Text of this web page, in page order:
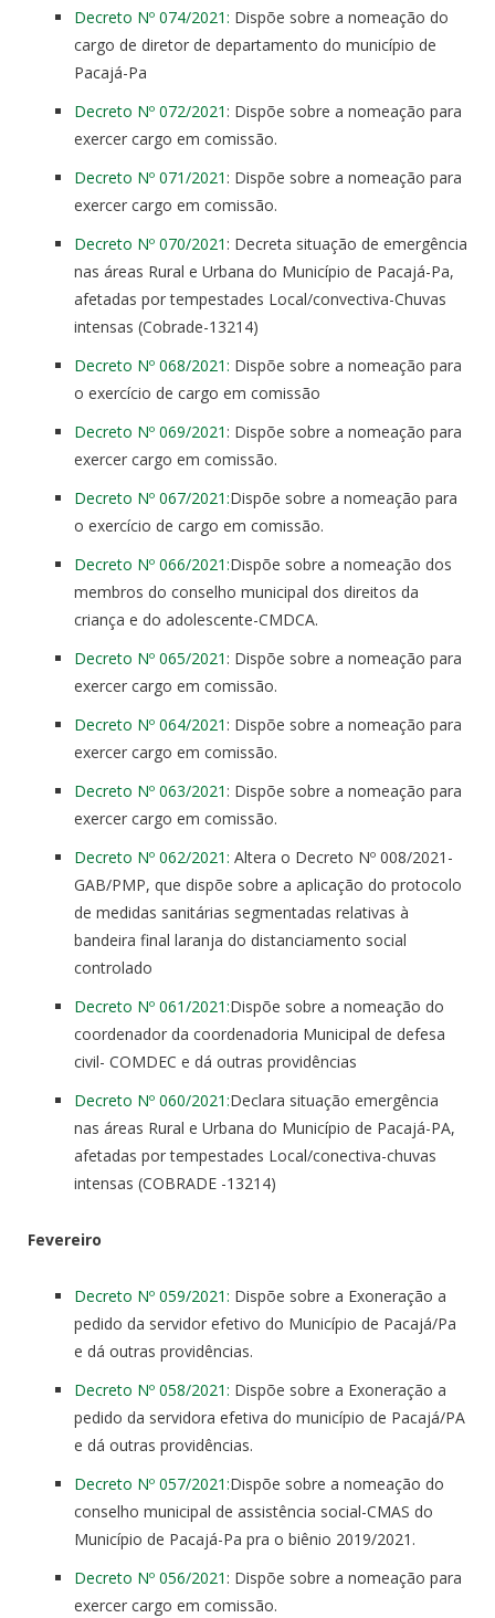
Decreto Nº 074/2021: Dispõe sobre a nomeação do
cargo de diretor de departamento do município de
Pacajá-Pa
Decreto Nº 072/2021 : Dispõe sobre a nomeação para
exercer cargo em comissão.
Decreto Nº 071/2021 : Dispõe sobre a nomeação para
exercer cargo em comissão.
Decreto Nº 070/2021 : Decreta situação de emergência
nas áreas Rural e Urbana do Município de Pacajá-Pa,
afetadas por tempestades Local/convectiva-Chuvas
intensas (Cobrade-13214)
Decreto Nº 068/2021: Dispõe sobre a nomeação para
o exercício de cargo em comissão
Decreto Nº 069/2021 : Dispõe sobre a nomeação para
exercer cargo em comissão.
Decreto Nº 067/2021:Dispõe sobre a nomeação para
o exercício de cargo em comissão.
Decreto Nº 066/2021:Dispõe sobre a nomeação dos
membros do conselho municipal dos direitos da
criança e do adolescente-CMDCA.
Decreto Nº 065/2021 : Dispõe sobre a nomeação para
exercer cargo em comissão.
Decreto Nº 064/2021 : Dispõe sobre a nomeação para
exercer cargo em comissão.
Decreto Nº 063/2021 : Dispõe sobre a nomeação para
exercer cargo em comissão.
Decreto Nº 062/2021: Altera o Decreto Nº 008/2021-
GAB/PMP, que dispõe sobre a aplicação do protocolo
de medidas sanitárias segmentadas relativas à
bandeira final laranja do distanciamento social
controlado
Decreto Nº 061/2021:Dispõe sobre a nomeação do
coordenador da coordenadoria Municipal de defesa
civil- COMDEC e dá outras providências
Decreto Nº 060/2021:Declara situação emergência
nas áreas Rural e Urbana do Município de Pacajá-PA,
afetadas por tempestades Local/conectiva-chuvas
intensas (COBRADE -13214)
Fevereiro
Decreto Nº 059/2021: Dispõe sobre a Exoneração a
pedido da servidor efetivo do Município de Pacajá/Pa
e dá outras providências.
Decreto Nº 058/2021: Dispõe sobre a Exoneração a
pedido da servidora efetiva do município de Pacajá/PA
e dá outras providências.
Decreto Nº 057/2021:Dispõe sobre a nomeação do
conselho municipal de assistência social-CMAS do
Município de Pacajá-Pa pra o biênio 2019/2021.
Decreto Nº 056/2021 : Dispõe sobre a nomeação para
exercer cargo em comissão.